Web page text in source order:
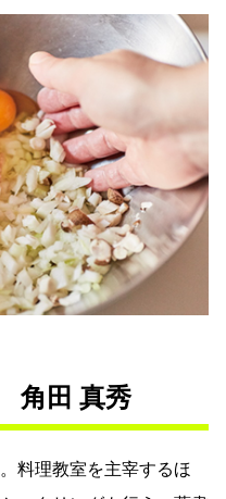
角田 真秀
料理教室を主宰するほ